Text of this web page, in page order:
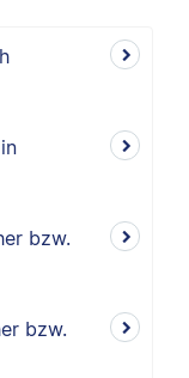
bzw.
bzw.